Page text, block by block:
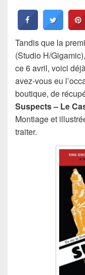
Tandis que la
(Studio H/
ce 6 avril, voici
avez-vous eu
boutique, de
Suspects – Le
Montiage et
traiter.